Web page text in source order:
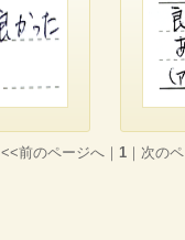
<<前のページへ ｜ 1 ｜ 次の